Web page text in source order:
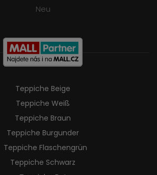
Neu
Teppiche Beige
Teppiche Weiß
Teppiche Braun
Teppiche Burgunder
Teppiche Flaschengrün
Teppiche Schwarz